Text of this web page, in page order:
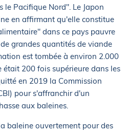
le Pacifique Nord". Le Japon
en affirmant qu'elle constitue
dans ce pays pauvre
grandes quantités de viande
est tombée à environ 2.000
200 fois supérieure dans les
en 2019 la Commission
pour s'affranchir d'un
aux baleines.
baleine ouvertement pour des